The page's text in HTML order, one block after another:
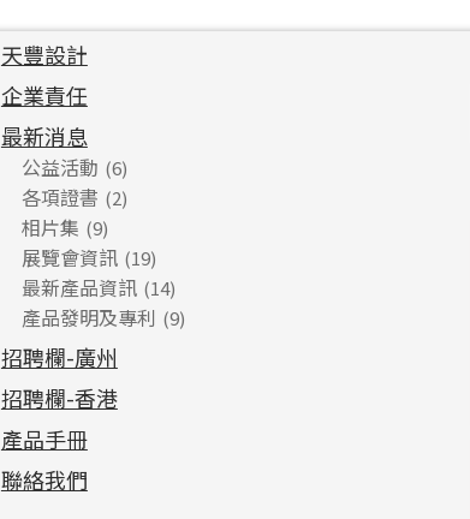
天豐設計
企業責任
最新消息
公益活動 (6)
各項證書 (2)
相片集 (9)
展覽會資訊 (19)
最新產品資訊 (14)
產品發明及專利 (9)
招聘欄-廣州
招聘欄-香港
產品手冊
聯絡我們